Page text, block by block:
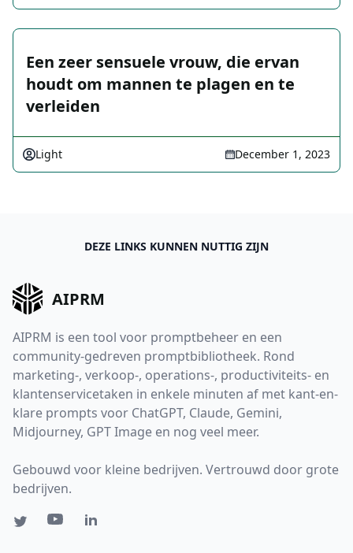
Een zeer sensuele vrouw, die ervan
houdt om mannen te plagen en te
verleiden
Light December 1, 2023
DEZE LINKS KUNNEN NUTTIG ZIJN
AIPRM
AIPRM is een tool voor promptbeheer en een
community-gedreven promptbibliotheek. Rond
marketing-, verkoop-, operations-, productiviteits- en
klantenservicetaken in enkele minuten af met kant-en-
klare prompts voor ChatGPT, Claude, Gemini,
Midjourney, GPT Image en nog veel meer.
Gebouwd voor kleine bedrijven. Vertrouwd door grote
bedrijven.